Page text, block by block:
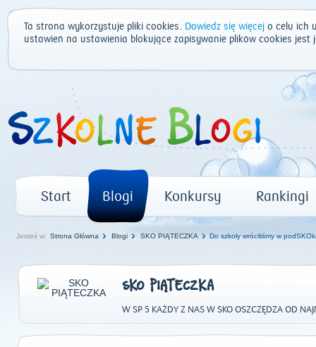
Ta strona wykorzystuje pliki cookies. Dowiedz się więcej o celu ich
ustawień na ustawienia blokujące zapisywanie plików cookies
Start Blogi Konkursy Rankingi
Jesteś w: Strona Główna Blogi SKO PIĄTECZKA Do szkoły wróciliśmy w
SKO PIĄTECZKA
W SP 5 KAŻDY Z NAS W SKO OSZCZĘDZA OD